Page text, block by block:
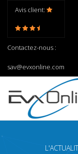
Avis client:
Contactez-nous :
sav@evxonline.com